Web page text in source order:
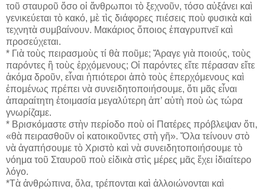
τοῦ σταυροῦ ὅσο οἱ ἄνθρωποι τὸ ξεχνοῦν, τόσο αὐξάνει καὶ
γενικεύεται τὸ κακό, μὲ τὶς διάφορες πιέσεις ποὺ φυσικὰ καὶ
τεχνητὰ συμβαίνουν. Μακάριος ὅποιος ἐπαγρυπνεῖ καὶ
προσεύχεται.
* Γιὰ τοὺς πειρασμοὺς τί θὰ ποῦμε; Ἄραγε γιὰ ποιούς, τοὺς
παρόντες ἢ τοὺς ἐρχόμενους; Οἱ παρόντες εἴτε πέρασαν εἴτε
ἀκόμα δροῦν, εἶναι ἠπιότεροι ἀπὸ τοὺς ἐπερχόμενους καὶ
ἑπομένως πρέπει νὰ συνειδητοποιήσουμε, ὅτι μᾶς εἶναι
ἀπαραίτητη ἑτοιμασία μεγαλύτερη ἀπ’ αὐτὴ ποὺ ὡς τώρα
γνωρίζαμε.
* Βρισκόμαστε στὴν περίοδο ποὺ οἱ Πατέρες πρόβλεψαν ὅτι,
«θὰ πειρασθοῦν οἱ κατοικοῦντες στὴ γῆ». Ὅλα τείνουν στὸ
νὰ ἀγαπήσουμε τὸ Χριστὸ καὶ νὰ συνειδητοποιήσουμε τὸ
νόημα τοῦ Σταυροῦ ποὺ εἰδικὰ στὶς μέρες μᾶς ἔχει ἰδιαίτερο
λόγο.
*Τὰ ἀνθρώπινα, ὅλα, τρέπονται καὶ ἀλλοιώνονται καὶ